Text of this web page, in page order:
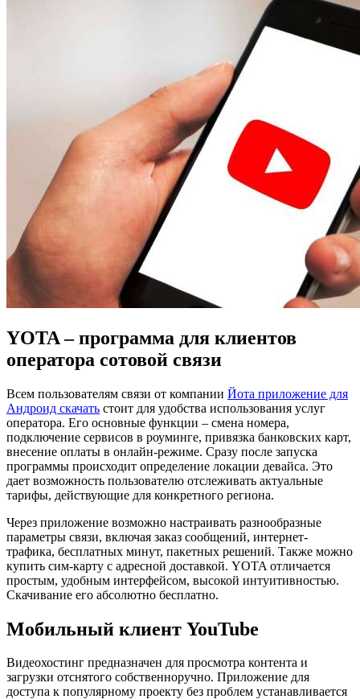
YOTA – программа для клиентов
оператора сотовой связи
Всем пользователям связи от компании Йота приложение для
Андроид скачать стоит для удобства использования услуг
оператора. Его основные функции – смена номера,
подключение сервисов в роуминге, привязка банковских карт,
внесение оплаты в онлайн-режиме. Сразу после запуска
программы происходит определение локации девайса. Это
дает возможность пользователю отслеживать актуальные
тарифы, действующие для конкретного региона.
Через приложение возможно настраивать разнообразные
параметры связи, включая заказ сообщений, интернет-
трафика, бесплатных минут, пакетных решений. Также можно
купить сим-карту с адресной доставкой. YOTA отличается
простым, удобным интерфейсом, высокой интуитивностью.
Скачивание его абсолютно бесплатно.
Мобильный клиент YouTube
Видеохостинг предназначен для просмотра контента и
загрузки отснятого собственноручно. Приложение для
доступа к популярному проекту без проблем устанавливается